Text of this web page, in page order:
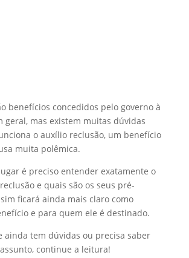
benefícios concedidos pelo governo à
geral, mas existem muitas dúvidas
o auxílio reclusão, um benefício
muita polêmica.
é preciso entender exatamente o
e quais são os seus pré-
ficará ainda mais claro como
e para quem ele é destinado.
ainda tem dúvidas ou precisa saber
continue a leitura!